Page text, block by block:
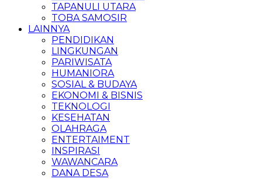
TAPANULI UTARA
TOBA SAMOSIR
LAINNYA
PENDIDIKAN
LINGKUNGAN
PARIWISATA
HUMANIORA
SOSIAL & BUDAYA
EKONOMI & BISNIS
TEKNOLOGI
KESEHATAN
OLAHRAGA
ENTERTAIMENT
INSPIRASI
WAWANCARA
DANA DESA